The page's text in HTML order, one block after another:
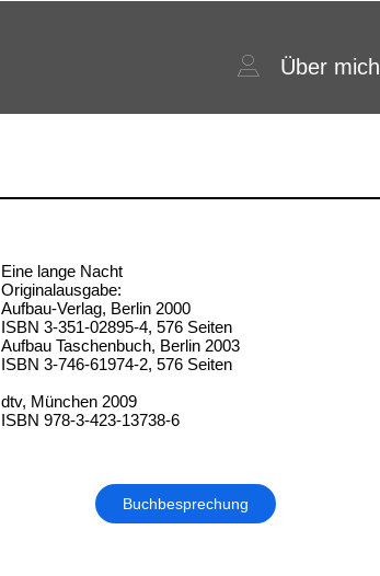
Über mich
Eine lange Nacht
Originalausgabe:
Aufbau-Verlag, Berlin 2000
ISBN 3-351-02895-4, 576 Seiten
Aufbau Taschenbuch, Berlin 2003
ISBN 3-746-61974-2, 576 Seiten
dtv, München 2009
ISBN 978-3-423-13738-6
Buchbesprechung